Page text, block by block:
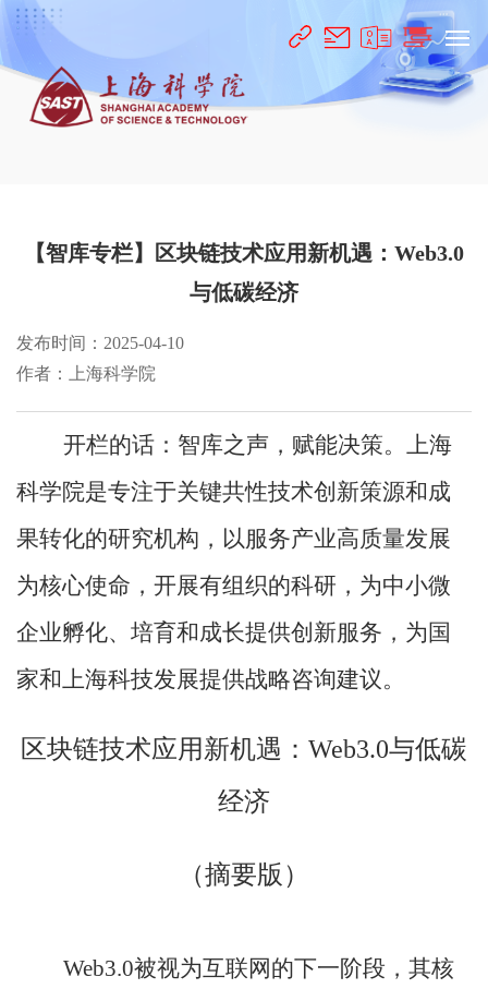
【智库专栏】区块链技术应用新机遇：Web3.0
与低碳经济
发布时间：2025-04-10
作者：上海科学院
开栏的话：智库之声，赋能决策。上海
科学院是专注于关键共性技术创新策源和成
果转化的研究机构，以服务产业高质量发展
为核心使命，开展有组织的科研，为中小微
企业孵化、培育和成长提供创新服务，为国
家和上海科技发展提供战略咨询建议。
区块链技术应用新机遇： Web3.0与低碳
经济
（摘要版）
Web3.0被视为互联网的下一阶段，其核